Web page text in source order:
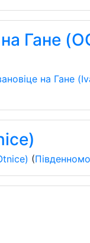
Гане
на Гане
(